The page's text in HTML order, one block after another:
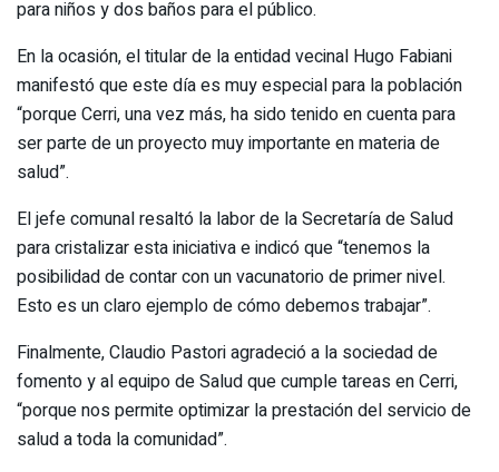
para niños y dos baños para el público.
En la ocasión, el titular de la entidad vecinal Hugo Fabiani
manifestó que este día es muy especial para la población
“porque Cerri, una vez más, ha sido tenido en cuenta para
ser parte de un proyecto muy importante en materia de
salud”.
El jefe comunal resaltó la labor de la Secretaría de Salud
para cristalizar esta iniciativa e indicó que “tenemos la
posibilidad de contar con un vacunatorio de primer nivel.
Esto es un claro ejemplo de cómo debemos trabajar”.
Finalmente, Claudio Pastori agradeció a la sociedad de
fomento y al equipo de Salud que cumple tareas en Cerri,
“porque nos permite optimizar la prestación del servicio de
salud a toda la comunidad”.